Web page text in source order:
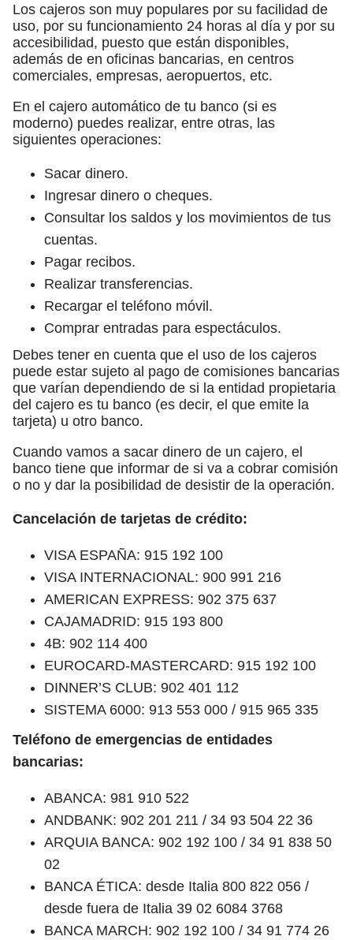
Los cajeros son muy populares por su facilidad de
uso, por su funcionamiento 24 horas al día y por su
accesibilidad, puesto que están disponibles,
además de en oficinas bancarias, en centros
comerciales, empresas, aeropuertos, etc.
En el cajero automático de tu banco (si es
moderno) puedes realizar, entre otras, las
siguientes operaciones:
Sacar dinero.
Ingresar dinero o cheques.
Consultar los saldos y los movimientos de tus
cuentas.
Pagar recibos.
Realizar transferencias.
Recargar el teléfono móvil.
Comprar entradas para espectáculos.
Debes tener en cuenta que el uso de los cajeros
puede estar sujeto al pago de comisiones bancarias
que varían dependiendo de si la entidad propietaria
del cajero es tu banco (es decir, el que emite la
tarjeta) u otro banco.
Cuando vamos a sacar dinero de un cajero, el
banco tiene que informar de si va a cobrar comisión
o no y dar la posibilidad de desistir de la operación.
Cancelación de tarjetas de crédito:
VISA ESPAÑA: 915 192 100
VISA INTERNACIONAL: 900 991 216
AMERICAN EXPRESS: 902 375 637
CAJAMADRID: 915 193 800
4B: 902 114 400
EUROCARD-MASTERCARD: 915 192 100
DINNER’S CLUB: 902 401 112
SISTEMA 6000: 913 553 000 / 915 965 335
Teléfono de emergencias de entidades
bancarias:
ABANCA: 981 910 522
ANDBANK: 902 201 211 / 34 93 504 22 36
ARQUIA BANCA: 902 192 100 / 34 91 838 50
02
BANCA ÉTICA: desde Italia 800 822 056 /
desde fuera de Italia 39 02 6084 3768
BANCA MARCH: 902 192 100 / 34 91 774 26